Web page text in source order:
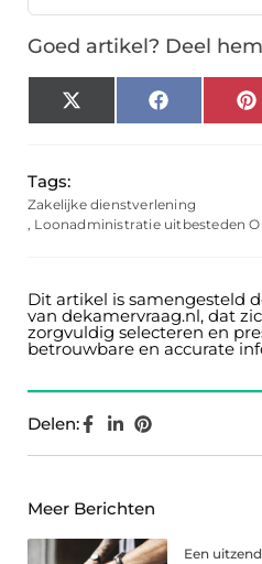
Goed artikel? Deel
X
(Twitter)
Facebook
Tags:
Zakelijke dienstverlening
, Loonadministratie uitbesteden
Dit artikel is samengesteld
van dekamervraag.nl, dat
zorgvuldig selecteren en
betrouwbare en accurate
Delen:
Meer Berichten
Een